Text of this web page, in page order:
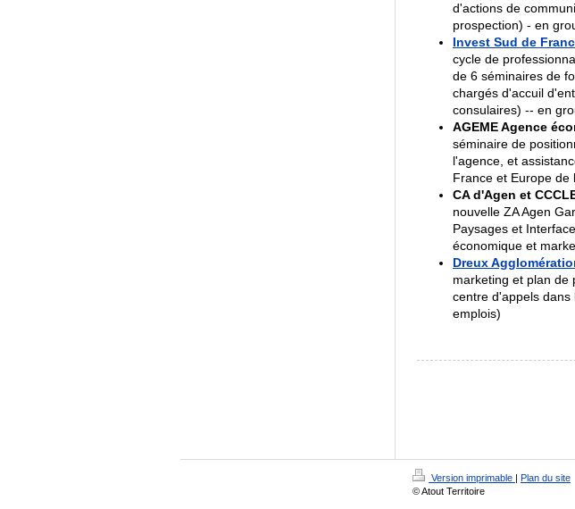
d'actions de
prospection) - en
Invest Sud de
cycle de
de 6 séminaires de
chargés d'accuil
consulaires) -- en
AGEME Agence
séminaire de
l'agence, et
France et Europe de
CA d'Agen et
nouvelle ZA Agen
Paysages et
économique et
Dreux
marketing et plan de
centre d'appels dans
emplois)
Version imprimable | Plan du site
© Atout Territoire